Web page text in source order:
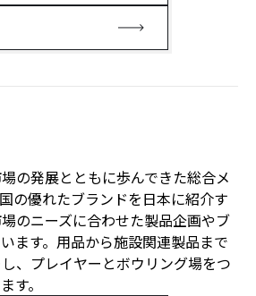
の発展とともに歩んできた総合メ
の優れたブランドを日本に紹介す
のニーズに合わせた製品企画やブ
ます。用品から施設関連製品まで
、プレイヤーとボウリング場をつ
す。